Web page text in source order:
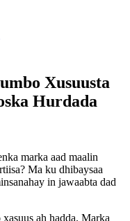
Xusuusta
Hurdada
marka aad maalin
Ma ku dhibaysaa
in jawaabta dad
ah hadda. Marka